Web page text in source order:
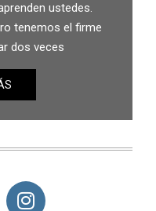
ustedes.
tenemos el firme
dos veces